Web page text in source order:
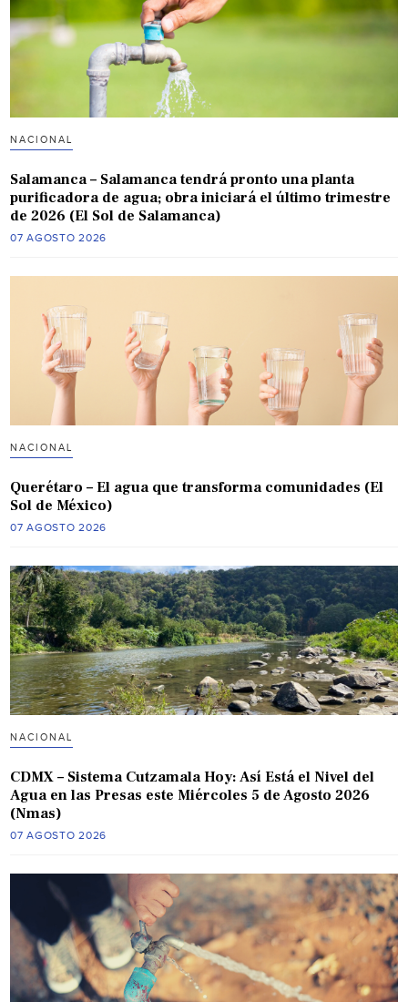
NACIONAL
Salamanca – Salamanca tendrá pronto una planta
purificadora de agua; obra iniciará el último trimestre
de 2026 (El Sol de Salamanca)
07 AGOSTO 2026
NACIONAL
Querétaro – El agua que transforma comunidades (El
Sol de México)
07 AGOSTO 2026
NACIONAL
CDMX – Sistema Cutzamala Hoy: Así Está el Nivel del
Agua en las Presas este Miércoles 5 de Agosto 2026
(Nmas)
07 AGOSTO 2026